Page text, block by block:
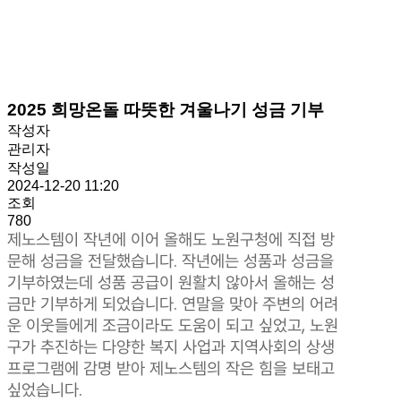
2025 희망온돌 따뜻한 겨울나기 성금 기부
작성자
관리자
작성일
2024-12-20 11:20
조회
780
제노스템이 작년에 이어 올해도 노원구청에 직접 방
문해 성금을 전달했습니다. 작년에는 성품과 성금을
기부하였는데 성품 공급이 원활치 않아서 올해는 성
금만 기부하게 되었습니다. 연말을 맞아 주변의 어려
운 이웃들에게 조금이라도 도움이 되고 싶었고, 노원
구가 추진하는 다양한 복지 사업과 지역사회의 상생
프로그램에 감명 받아 제노스템의 작은 힘을 보태고
싶었습니다.